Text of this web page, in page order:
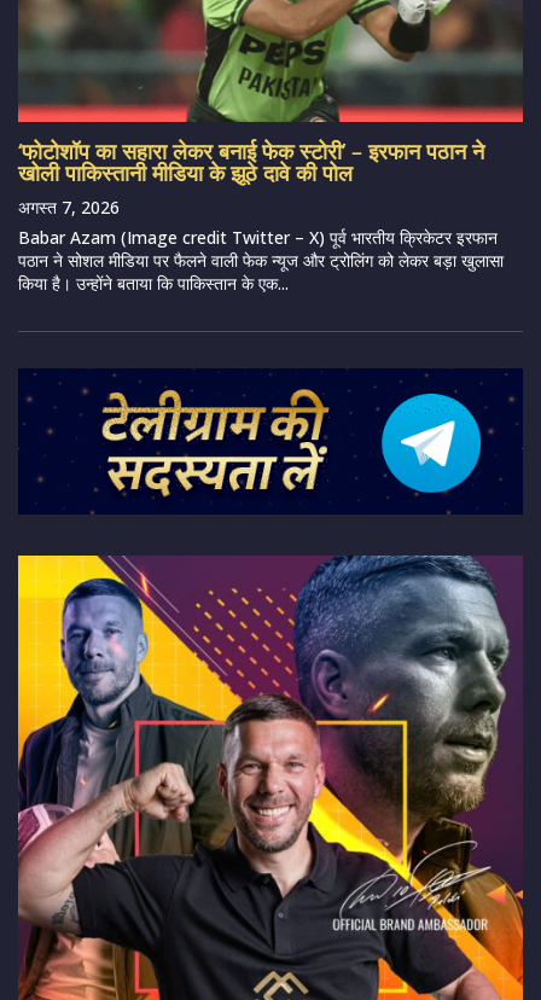
‘फोटोशॉप का सहारा लेकर बनाई फेक स्टोरी’ – इरफान पठान ने
खोली पाकिस्तानी मीडिया के झूठे दावे की पोल
अगस्त 7, 2026
Babar Azam (Image credit Twitter – X) पूर्व भारतीय क्रिकेटर इरफान
पठान ने सोशल मीडिया पर फैलने वाली फेक न्यूज और ट्रोलिंग को लेकर बड़ा खुलासा
किया है। उन्होंने बताया कि पाकिस्तान के एक...